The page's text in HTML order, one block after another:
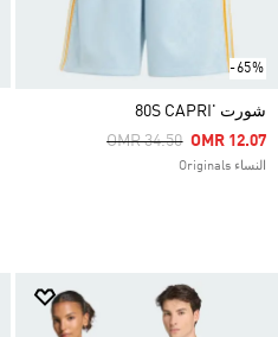
-65%
شورت '80S CAPRI
Price Reduced From
OMR 34.50ToOMR 12.07
النساء Originals